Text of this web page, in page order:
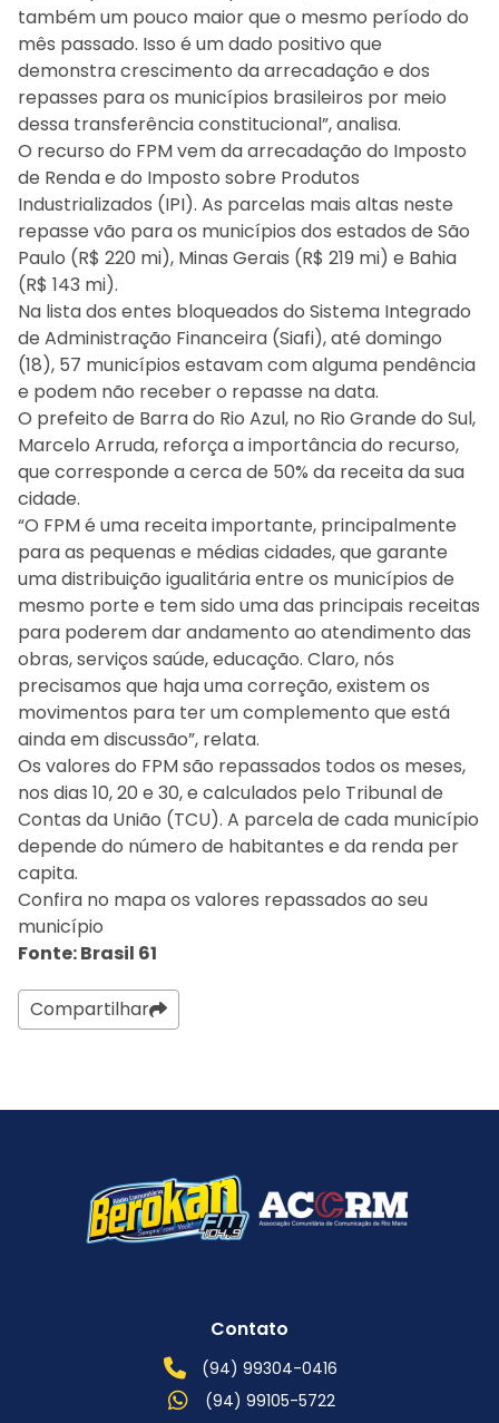
também um pouco maior que o mesmo período do
mês passado. Isso é um dado positivo que
demonstra crescimento da arrecadação e dos
repasses para os municípios brasileiros por meio
dessa transferência constitucional”, analisa.
O recurso do FPM vem da arrecadação do Imposto
de Renda e do Imposto sobre Produtos
Industrializados (IPI). As parcelas mais altas neste
repasse vão para os municípios dos estados de São
Paulo (R$ 220 mi), Minas Gerais (R$ 219 mi) e Bahia
(R$ 143 mi).
Na lista dos entes bloqueados do Sistema Integrado
de Administração Financeira (Siafi), até domingo
(18), 57 municípios estavam com alguma pendência
e podem não receber o repasse na data.
O prefeito de Barra do Rio Azul, no Rio Grande do Sul,
Marcelo Arruda, reforça a importância do recurso,
que corresponde a cerca de 50% da receita da sua
cidade.
“O FPM é uma receita importante, principalmente
para as pequenas e médias cidades, que garante
uma distribuição igualitária entre os municípios de
mesmo porte e tem sido uma das principais receitas
para poderem dar andamento ao atendimento das
obras, serviços saúde, educação. Claro, nós
precisamos que haja uma correção, existem os
movimentos para ter um complemento que está
ainda em discussão”, relata.
Os valores do FPM são repassados todos os meses,
nos dias 10, 20 e 30, e calculados pelo Tribunal de
Contas da União (TCU). A parcela de cada município
depende do número de habitantes e da renda per
capita.
Confira no mapa os valores repassados ao seu
município
Fonte: Brasil 61
Compartilhar
Contato
(94) 99304-0416
(94) 99105-5722